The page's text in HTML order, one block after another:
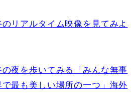
リアルタイム映像を見てみよ
夜を歩いてみる「みんな無事
最も美しい場所の一つ」海外